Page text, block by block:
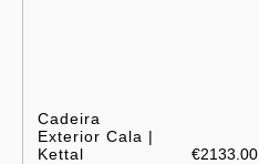
Cadeira
Exterior Cala |
Kettal
€2133.00